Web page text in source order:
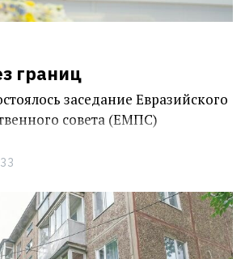
границ
заседание Евразийского
совета (ЕМПС)